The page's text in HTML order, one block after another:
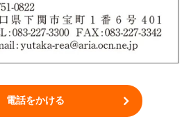
電話をかける